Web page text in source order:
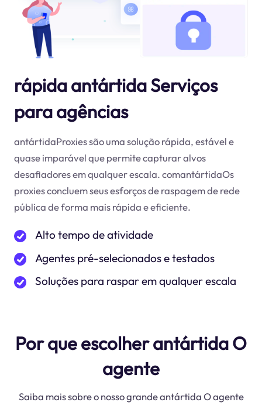
rápida antártida Serviços
para agências
antártidaProxies são uma solução rápida, estável e
quase imparável que permite capturar alvos
desafiadores em qualquer escala. comantártidaOs
proxies concluem seus esforços de raspagem de rede
pública de forma mais rápida e eficiente.
Alto tempo de atividade
Agentes pré-selecionados e testados
Soluções para raspar em qualquer escala
Por que escolher antártida O
agente
Saiba mais sobre o nosso grande antártida O agente